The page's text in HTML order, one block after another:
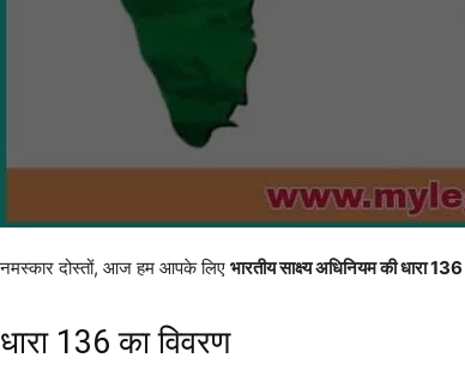
नमस्कार दोस्तों, आज हम आपके लिए भारतीय साक्ष्य अधिनियम की धारा 136
धारा 136 का विवरण